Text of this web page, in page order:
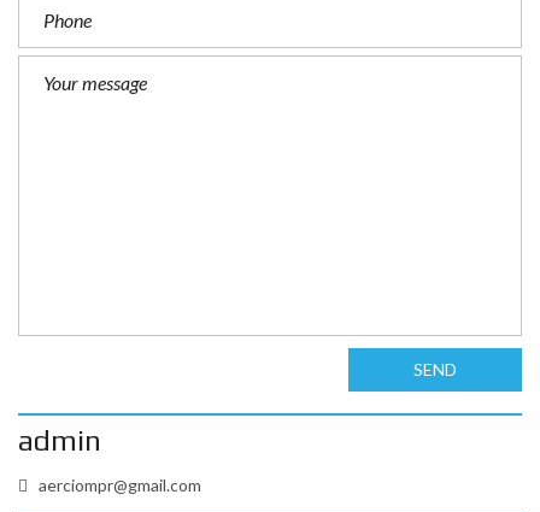
SEND
admin
aerciompr@gmail.com